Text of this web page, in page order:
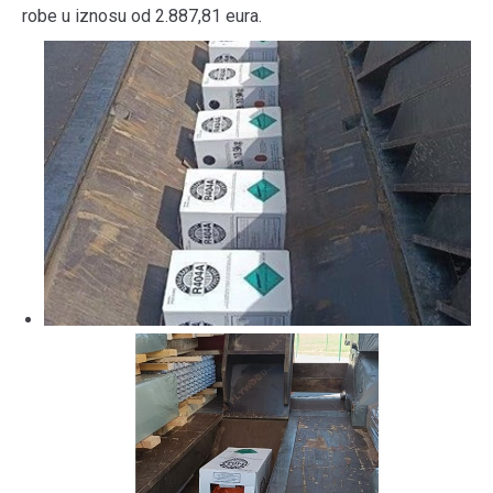
robe u iznosu od 2.887,81 eura.